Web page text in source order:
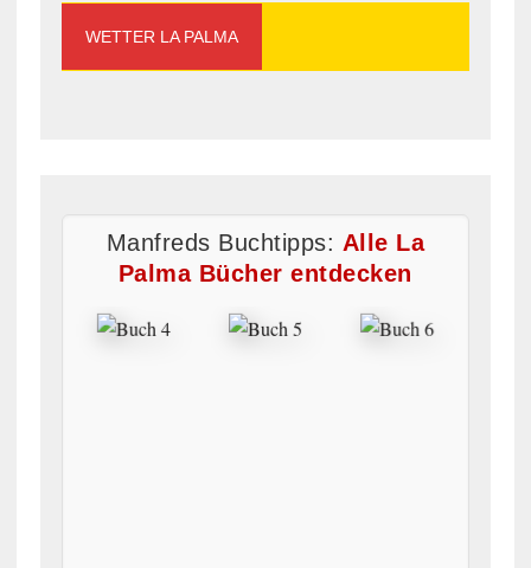
WETTER LA PALMA
Manfreds Buchtipps: Alle La
Palma Bücher entdecken